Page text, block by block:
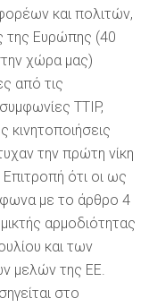
και πολιτών,
της Ευρώπης (40
χώρα μας)
από τις
TTIP,
κινητοποιήσεις
την πρώτη νίκη
ότι οι ως
με το άρθρο 4
αρμοδιότητας
και των
μελών της ΕΕ.
στο